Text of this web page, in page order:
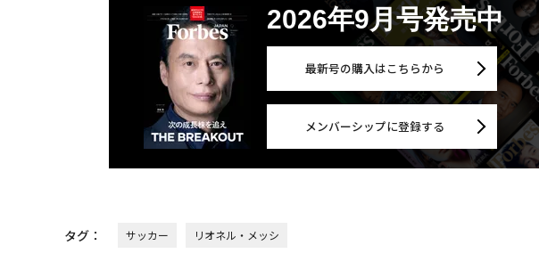
2026年9月号発売中
最新号の購入はこちらから
メンバーシップに登録する
タグ： サッカー リオネル・メッシ